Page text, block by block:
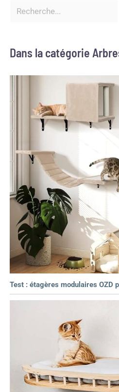
Dans la catégorie
Test : étagères modulaires OZD